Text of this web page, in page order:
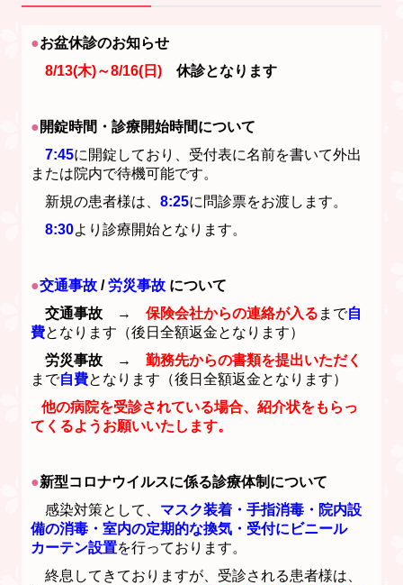
●お盆休診のお知らせ
8/13(木)～8/16(日) 休診となります
●開錠時間・診療開始時間について
7:45に開錠しており、受付表に名前を書いて外出
または院内で待機可能です。
新規の患者様は、8:25に問診票をお渡します。
8:30より診療開始となります。
●交通事故/労災事故 について
交通事故 →保険会社からの連絡が入る まで自
費となります（後日全額返金となります）
労災事故 →勤務先からの書類を提出いただく
まで自費となります（後日全額返金となります）
他の病院を受診されている場合、紹介状をもらっ
てくるようお願いいたします。
●新型コロナウイルスに係る診療体制について
感染対策として、 マスク装着・手指消毒・院内設
備の消毒・室内の定期的な換気・受付にビニール
カーテン設置を行っております。
終息してきておりますが、受診される患者様は、